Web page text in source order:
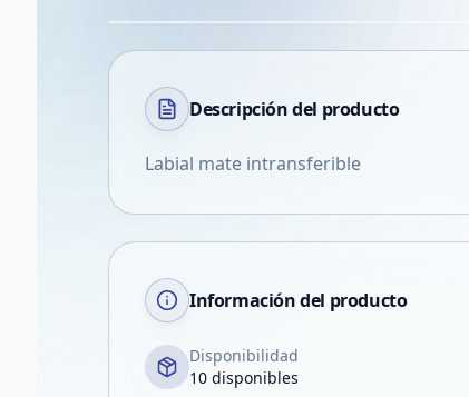
Descripción del producto
Labial mate intransferible
Información del producto
Disponibilidad
10 disponibles